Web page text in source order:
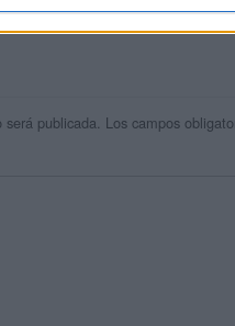
publicada. Los campos